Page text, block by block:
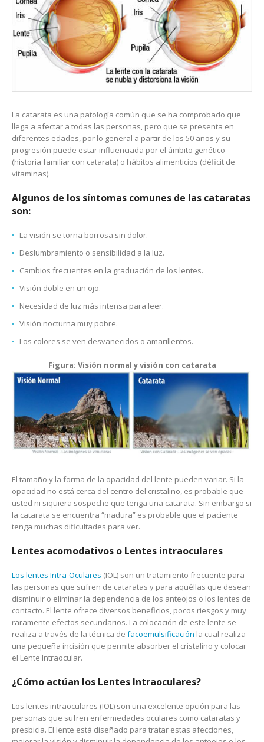
La catarata es una patología común que se ha comprobado que
llega a afectar a todas las personas, pero que se presenta en
diferentes edades, por lo general a partir de los 50 años y su
progresión puede estar influenciada por el ámbito genético
(historia familiar con catarata) o hábitos alimenticios (déficit de
vitaminas).
Algunos de los síntomas comunes de las cataratas
son:
La visión se torna borrosa sin dolor.
Deslumbramiento o sensibilidad a la luz.
Cambios frecuentes en la graduación de los lentes.
Visión doble en un ojo.
Necesidad de luz más intensa para leer.
Visión nocturna muy pobre.
Los colores se ven desvanecidos o amarillentos.
Figura: Visión normal y visión con catarata
El tamaño y la forma de la opacidad del lente pueden variar. Si la
opacidad no está cerca del centro del cristalino, es probable que
usted ni siquiera sospeche que tenga una catarata. Sin embargo si
la catarata se encuentra “madura” es probable que el paciente
tenga muchas dificultades para ver.
Lentes acomodativos o Lentes intraoculares
Los lentes Intra-Oculares (IOL) son un tratamiento frecuente para
las personas que sufren de cataratas y para aquéllas que desean
disminuir o eliminar la dependencia de los anteojos o los lentes de
contacto. El lente ofrece diversos beneficios, pocos riesgos y muy
raramente efectos secundarios. La colocación de este lente se
realiza a través de la técnica de facoemulsificación la cual realiza
una pequeña incisión que permite absorber el cristalino y colocar
el Lente Intraocular.
¿Cómo actúan los Lentes Intraoculares?
Los lentes intraoculares (IOL) son una excelente opción para las
personas que sufren enfermedades oculares como cataratas y
presbicia. El lente está diseñado para tratar estas afecciones,